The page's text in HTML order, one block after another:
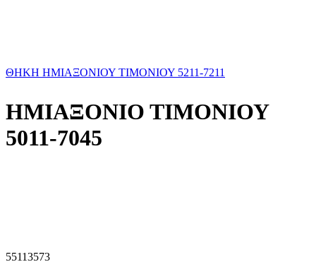
ΘΗΚΗ ΗΜΙΑΞΟΝΙΟΥ ΤΙΜΟΝΙΟΥ 5211-7211
ΗΜΙΑΞΟΝΙΟ ΤΙΜΟΝΙΟΥ
5011-7045
55113573